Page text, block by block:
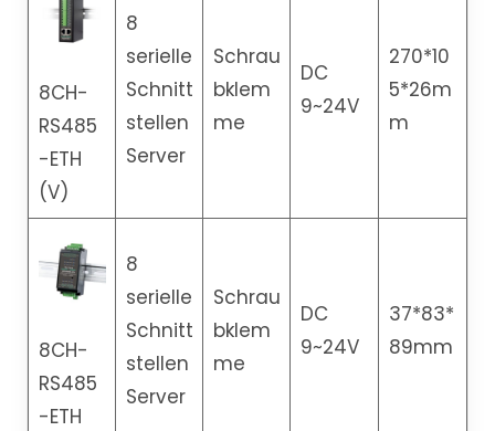
8CH-
RS485
-ETH
(V)
8
serielle
Schnitt
stellen
Server
Schrau
bklem
me
DC
9~24V
270*10
5*26m
m
8CH-
RS485
-ETH
8
serielle
Schnitt
stellen
Server
Schrau
bklem
me
DC
9~24V
37*83*
89mm